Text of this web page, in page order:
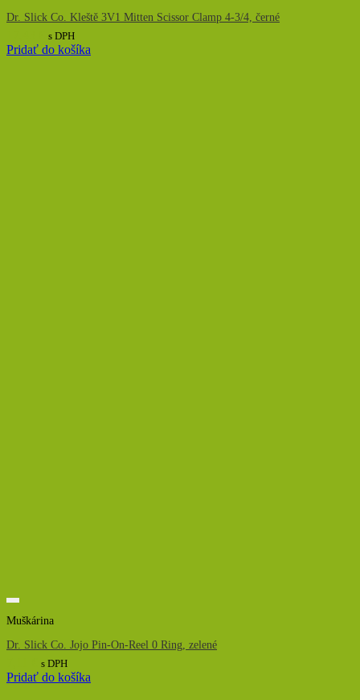
Dr. Slick Co. Kleště 3V1 Mitten Scissor Clamp 4-3/4, černé
s DPH
Pridať do košíka
Muškárina
Dr. Slick Co. Jojo Pin-On-Reel 0 Ring, zelené
s DPH
Pridať do košíka